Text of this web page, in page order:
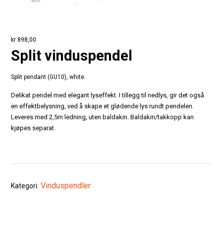
kr 898,00
Split vinduspendel
Split pendant (GU10), white.
Delikat pendel med elegant lyseffekt. I tillegg til nedlys, gir det også
en effektbelysning, ved å skape et glødende lys rundt pendelen.
Leveres med 2,5m ledning, uten baldakin. Baldakin/takkopp kan
kjøpes separat.
Kategori: Vinduspendler